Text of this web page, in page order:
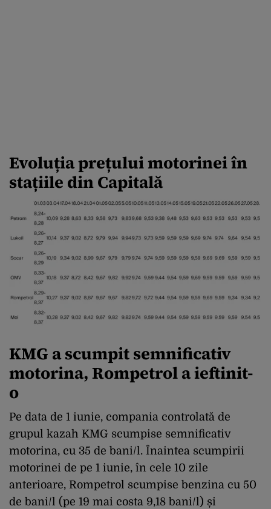
Evoluția prețului motorinei în
stațiile din Capitală
KMG a scumpit semnificativ
motorina, Rompetrol a ieftinit-
o
Pe data de 1 iunie, compania controlată de
grupul kazah KMG scumpise semnificativ
motorina, cu 35 de bani/l. Înaintea scumpirii
motorinei de pe 1 iunie, în cele 10 zile
anterioare, Rompetrol scumpise benzina cu 50
de bani/l (pe 19 mai costa 9,18 bani/l) și